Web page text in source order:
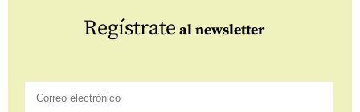
Regístrate al newsletter